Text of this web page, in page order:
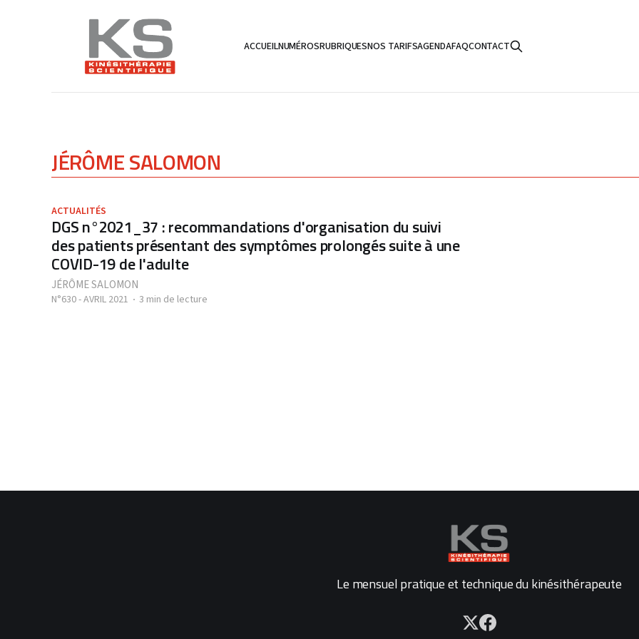
ACCUEILNUMÉROSRUBRIQUESNOS TARIFSAGENDAFAQCONTACT
JÉRÔME SALOMON
ACTUALITÉS
DGS n°2021_37 : recommandations d'organisation du suivi
des patients présentant des symptômes prolongés suite à une
COVID-19 de l'adulte
JÉRÔME SALOMON
N°630 - AVRIL 2021 3 min de lecture
Le mensuel pratique et technique du kinésithérapeute